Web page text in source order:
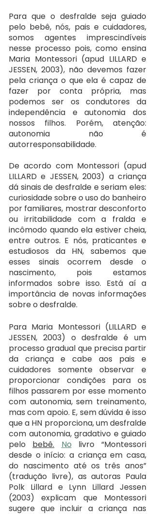
Para que o desfralde seja guiado
pelo bebê, nós, pais e cuidadores,
somos agentes imprescindíveis
nesse processo pois, como ensina
Maria Montessori (apud LILLARD e
JESSEN, 2003), não devemos fazer
pela criança o que ela é capaz de
fazer por conta própria, mas
podemos ser os condutores da
independência e autonomia dos
nossos filhos. Porém, atenção:
autonomia não é
autorresponsabilidade.
De acordo com Montessori (apud
LILLARD e JESSEN, 2003) a criança
dá sinais de desfralde e seriam eles:
curiosidade sobre o uso do banheiro
por familiares, mostrar desconforto
ou irritabilidade com a fralda e
incômodo quando ela estiver cheia,
entre outros. E nós, praticantes e
estudiosos da HN, sabemos que
esses sinais ocorrem desde o
nascimento, pois estamos
informados sobre isso. Está aí a
importância de novas informações
sobre o desfralde.
Para Maria Montessori (LILLARD e
JESSEN, 2003) o desfralde é um
processo gradual que precisa partir
da criança e cabe aos pais e
cuidadores somente observar e
proporcionar condições para os
filhos passarem por esse momento
com autonomia, sem treinamento,
mas com apoio. E, sem dúvida é isso
que a HN proporciona, um desfralde
com autonomia, gradativo e guiado
pelo bebê. No livro “Montessori
desde o início: a criança em casa,
do nascimento até os três anos”
(tradução livre), as autoras Paula
Polk Lillard e Lynn Lillard Jessen
(2003) explicam que Montessori
sugere que incluir a criança nas